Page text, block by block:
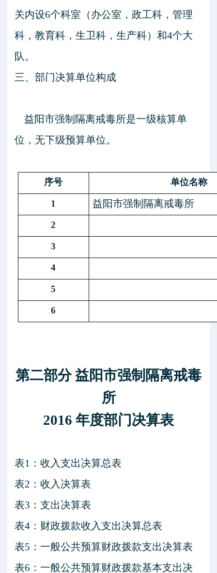
关内设6个科室（办公室，政工科，管理
科，教育科，生卫科，生产科）和4个大
队。
三、部门决算单位构成
益阳市强制隔离戒毒所是一级核算单
位，无下级预算单位。
序号 单位名称
1 益阳市强制隔离戒毒所
2
3
4
5
6
第二部分 益阳市强制隔离戒毒
所
2016 年度部门决算表
表1：收入支出决算总表
表2：收入决算表
表3：支出决算表
表4：财政拨款收入支出决算总表
表5：一般公共预算财政拨款支出决算表
表6：一般公共预算财政拨款基本支出决